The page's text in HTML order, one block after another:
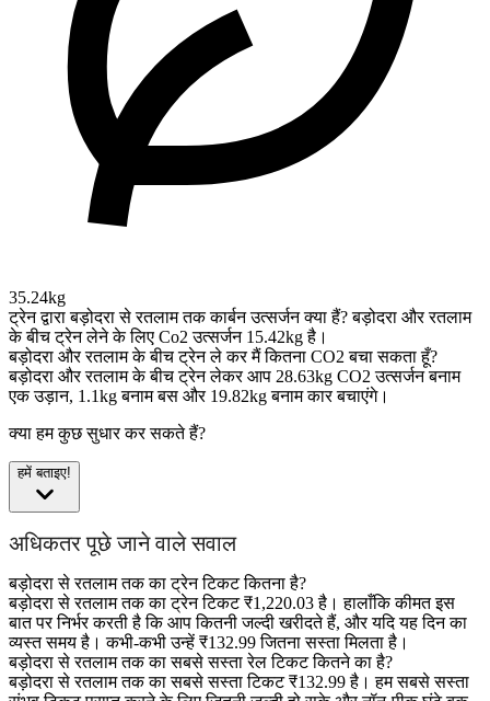
35.24kg
ट्रेन द्वारा बड़ोदरा से रतलाम तक कार्बन उत्सर्जन क्या हैं? बड़ोदरा और रतलाम
के बीच ट्रेन लेने के लिए Co2 उत्सर्जन 15.42kg है।
बड़ोदरा और रतलाम के बीच ट्रेन ले कर मैं कितना CO2 बचा सकता हूँ?
बड़ोदरा और रतलाम के बीच ट्रेन लेकर आप 28.63kg CO2 उत्सर्जन बनाम
एक उड़ान, 1.1kg बनाम बस और 19.82kg बनाम कार बचाएंगे।
क्या हम कुछ सुधार कर सकते हैं?
हमें बताइए!
अधिकतर पूछे जाने वाले सवाल
बड़ोदरा से रतलाम तक का ट्रेन टिकट कितना है?
बड़ोदरा से रतलाम तक का ट्रेन टिकट ₹1,220.03 है। हालाँकि कीमत इस
बात पर निर्भर करती है कि आप कितनी जल्दी खरीदते हैं, और यदि यह दिन का
व्यस्त समय है। कभी-कभी उन्हें ₹132.99 जितना सस्ता मिलता है।
बड़ोदरा से रतलाम तक का सबसे सस्ता रेल टिकट कितने का है?
बड़ोदरा से रतलाम तक का सबसे सस्ता टिकट ₹132.99 है। हम सबसे सस्ता